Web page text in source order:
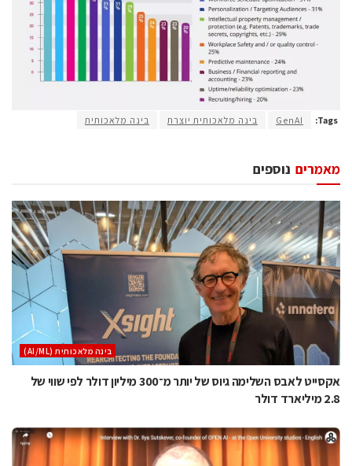
Tags:
GenAI בינה מלאכותית יוצרת בינה מלאכותית
נוספים מאמרים
בינה מלאכותית (AI/ML)
אקסייט לאבס השלימה גיוס של יותר מ־300 מיליון דולר לפי שווי של
2.8 מיליארד דולר